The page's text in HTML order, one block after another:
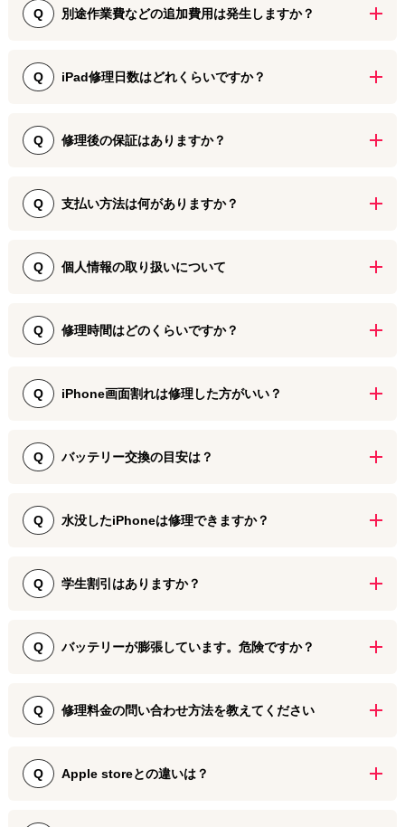
です！ ※予約後にキャンセルや日時の変更も可能です。 予約する前
に修理料金の見積り・割引内容・修理時間などのご相談も可能で
Q 別途作業費などの追加費用は発生しますか？
額です。 基板の修理や調査・診断が必要な場合以外は別途追加費用
など一切発生いたしませんのでご安心ください。
Q iPad修理日数はどれくらいですか？
おります。詳しくは店舗スタッフにお問い合わせください。
Q 修理後の保証はありますか？
して3ヶ月の保証をお付けてしております。(iPhoneの有機ELパネル
は6ヶ月保証・iPhone以外の修理は1ヶ月保証) 保証期間内に万が一
も安心してご利用いただけるよう、アフターサポートにも対応して
います。
Q 支払い方法は何がありますか？
ード決済（Visa・Mastercard・JCB・AmericanExpress・
DinersClub・Discover） ・QRコード決済（d払い・PayPay・
WeChatPay・Alipayなど） ・交通系電子マネー決済（manaca・ト
イカ・Suica・PASMOなど） ※上記に記載が無い場合はお気軽にお
Q 個人情報の取り扱いについて
データに触れることは一切ございません。 受付用紙に記載してある
パスコードのご記入も任意ですのでご安心ください。
Q 修理時間はどのくらいですか？
60～180分程度。基板修理などは症状によりお預かりになる場合が
あります。
Q iPhone画面割れは修理した方がいい？
でも、落下や圧力で症状が進行し、タッチ不良や画面表示の不具合
につながる場合があります。修理と買い替えの判断に迷った際は、
時間、費用の目安も事前に確認すると安心です。
Q バッテリー交換の目安は？
最大容量」が80％前後になった場合や、充電の減りが早い、突然電
源が落ちる、動作が遅く感じるなどの症状が見られた際が目安で
客様に合わせた交換時期をご案内しています。
Q 水没したiPhoneは修理できますか？
したりすると状態が悪化する場合があるため、そのままの状態でお
持ちください。
Q 学生割引はありますか？
をご用意しています。詳しくは店舗までお問い合わせください。
Q バッテリーが膨張しています。危険ですか？
因になったりします。安全のため、できるだけ早く交換をご検討く
ださい。
Q 修理料金の問い合わせ方法を教えてください
ますので、お気軽にお問い合わせください。
Q Apple storeとの違いは？